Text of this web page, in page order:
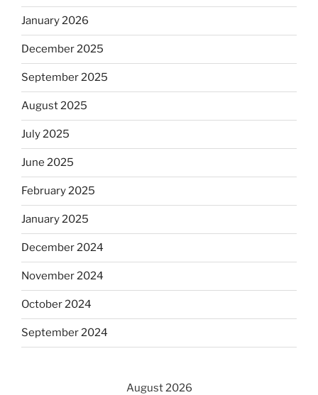
January 2026
December 2025
September 2025
August 2025
July 2025
June 2025
February 2025
January 2025
December 2024
November 2024
October 2024
September 2024
August 2026